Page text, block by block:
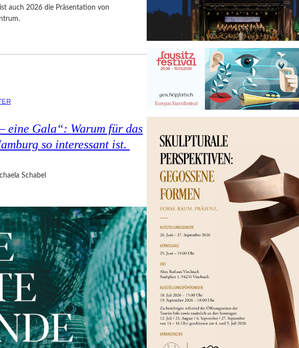
auch 2026 die Präsentation von
eine Gala“: Warum für das
so interessant ist.
Schabel